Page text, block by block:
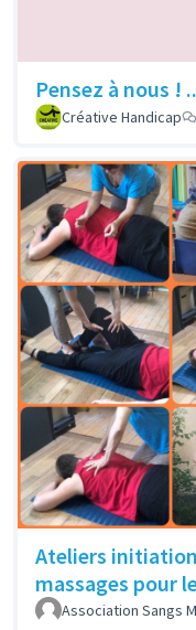
Pensez à nous !
Créative Handicap
Ateliers
massages pour
Association Sangs